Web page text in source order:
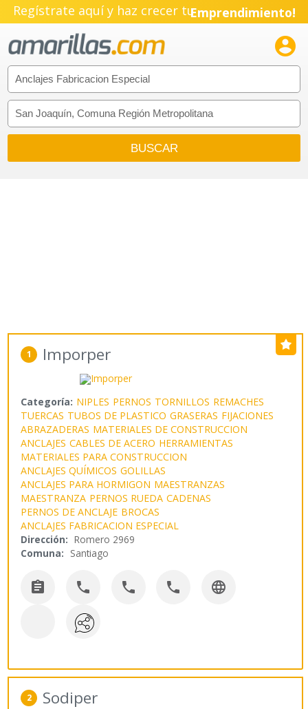
Regístrate aquí y haz crecer tu
Emprendimiento!

1 Imporper
Categoría: NIPLES PERNOS TORNILLOS REMACHES
TUERCAS TUBOS DE PLASTICO GRASERAS FIJACIONES
ABRAZADERAS MATERIALES DE CONSTRUCCION
ANCLAJES CABLES DE ACERO HERRAMIENTAS
MATERIALES PARA CONSTRUCCION
ANCLAJES QUÍMICOS GOLILLAS
ANCLAJES PARA HORMIGON MAESTRANZAS
MAESTRANZA PERNOS RUEDA CADENAS
PERNOS DE ANCLAJE BROCAS
ANCLAJES FABRICACION ESPECIAL
Dirección: Romero 2969
Comuna: Santiago
    
2 Sodiper